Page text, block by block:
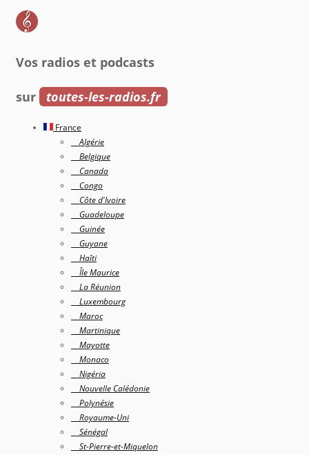
Vos radios et podcasts
sur toutes-les-radios.fr
France
Algérie
Belgique
Canada
Congo
Côte d'Ivoire
Guadeloupe
Guinée
Guyane
Haîti
Île Maurice
La Réunion
Luxembourg
Maroc
Martinique
Mayotte
Monaco
Nigéria
Nouvelle Calédonie
Polynésie
Royaume-Uni
Sénégal
St-Pierre-et-Miquelon